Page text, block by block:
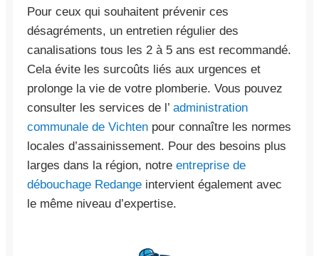
Pour ceux qui souhaitent prévenir ces
désagréments, un entretien régulier des
canalisations tous les 2 à 5 ans est recommandé.
Cela évite les surcoûts liés aux urgences et
prolonge la vie de votre plomberie. Vous pouvez
consulter les services de l’ administration
communale de Vichten pour connaître les normes
locales d’assainissement. Pour des besoins plus
larges dans la région, notre entreprise de
débouchage Redange intervient également avec
le même niveau d’expertise.